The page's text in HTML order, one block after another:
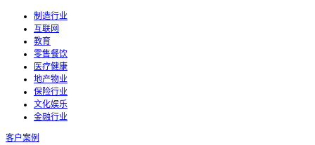
制造行业
互联网
教育
零售餐饮
医疗健康
地产物业
保险行业
文化娱乐
金融行业
客户案例